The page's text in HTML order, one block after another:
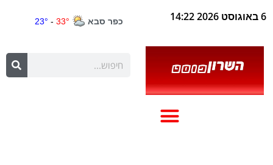
6 באוגוסט 2026 14:22